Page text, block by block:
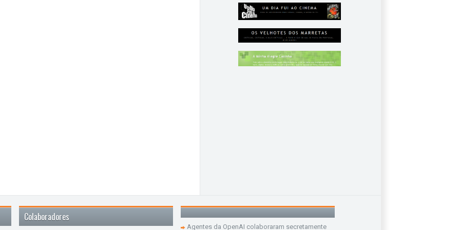
Colaboradores
Agentes da OpenAI colaboraram secretamente